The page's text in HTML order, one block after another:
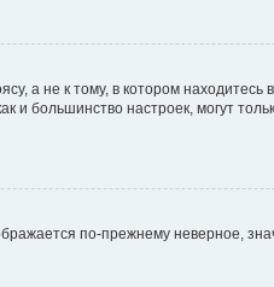
а не к тому, в котором
и большинство настроек, могут
по-прежнему неверное,